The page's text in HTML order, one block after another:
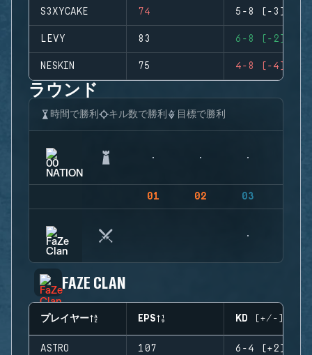
S3XYCAKE 74 5-8 (-3)
LEVY 83 6-8 (-2)
NESKIN 75 4-8 (-4)
ラウンド
時間で勝利 キル数で勝利 目標で勝利
01 02 03
FAZE CLAN
プレイヤー EPS KD (+/-)
ASTRO 107 6-4 (+2)